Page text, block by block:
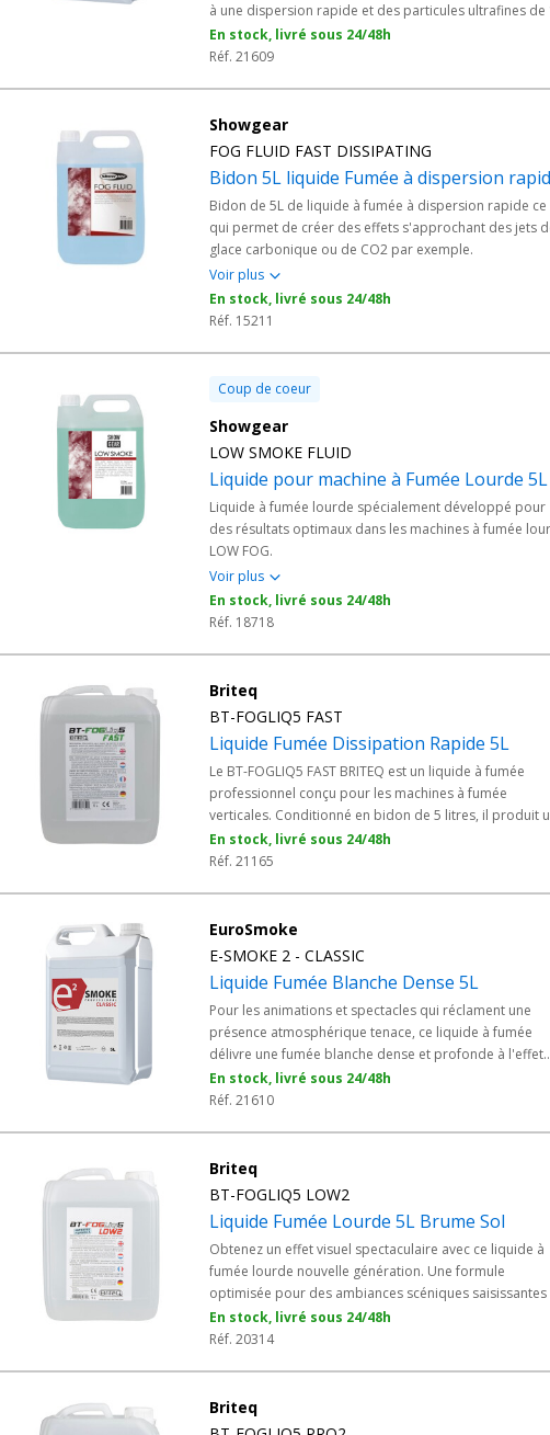
à une dispersion rapide et des particules ultrafines de
1,5 µm. Incolore et à odeur neutre, il révèle des
lumineux nets sans laisser de résidu, dans le respect
En stock, livré sous 24/48h
Réf. 21609
Showgear
FOG FLUID FAST DISSIPATING
Bidon 5L liquide Fumée à dispersion
Bidon de 5L de liquide à fumée à dispersion rapide ce
qui permet de créer des effets s'approchant des jets
glace carbonique ou de CO2 par exemple.
Voir plus
En stock, livré sous 24/48h
Réf. 15211
Coup de coeur
Showgear
LOW SMOKE FLUID
Liquide pour machine à Fumée Lourde 5L
Liquide à fumée lourde spécialement développé pour
des résultats optimaux dans les machines à fumée
LOW FOG.
Voir plus
En stock, livré sous 24/48h
Réf. 18718
Briteq
BT-FOGLIQ5 FAST
Liquide Fumée Dissipation Rapide 5L
Le BT-FOGLIQ5 FAST BRITEQ est un liquide à fumée
professionnel conçu pour les machines à fumée
verticales. Conditionné en bidon de 5 litres, il produit
fumée à dissipation rapide qui simule de manière
les jets de CO2 verticaux. Cette alternative économique
scènes et événements professionnels. La fumée
est inodore, non irritante, non toxique et ininflammable,
En stock, livré sous 24/48h
Réf. 21165
EuroSmoke
E-SMOKE 2 - CLASSIC
Liquide Fumée Blanche Dense 5L
Pour les animations et spectacles qui réclament une
présence atmosphérique tenace, ce liquide à fumée
délivre une fumée blanche dense et profonde à l'effet
durable. Ses particules ultrafines de 1 à 1,5 µm assurent
une réfraction optimale de la lumière et des faisceaux
avec des performances constantes.
En stock, livré sous 24/48h
Réf. 21610
Briteq
BT-FOGLIQ5 LOW2
Liquide Fumée Lourde 5L Brume Sol
Obtenez un effet visuel spectaculaire avec ce liquide à
fumée lourde nouvelle génération. Une formule
optimisée pour des ambiances scéniques saisissantes
professionnelles.
En stock, livré sous 24/48h
Réf. 20314
Briteq